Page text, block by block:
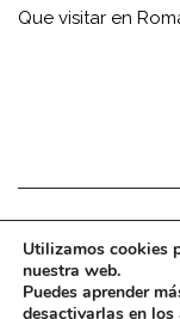
Que visitar en
Aviso legal
Utilizamos cookies
nuestra web.
Puedes aprender
desactivarlas en los